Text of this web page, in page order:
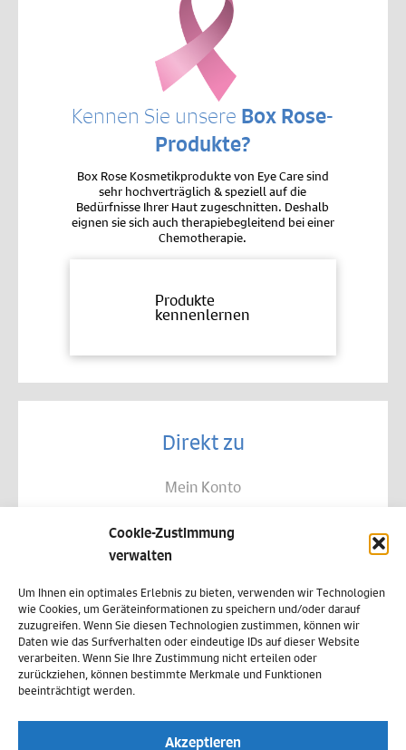
Cookie-Zustimmung
verwalten
Um Ihnen ein optimales Erlebnis zu bieten, verwenden wir Technologien
wie Cookies, um Geräteinformationen zu speichern und/oder darauf
zuzugreifen. Wenn Sie diesen Technologien zustimmen, können wir
Daten wie das Surfverhalten oder eindeutige IDs auf dieser Website
verarbeiten. Wenn Sie Ihre Zustimmung nicht erteilen oder
zurückziehen, können bestimmte Merkmale und Funktionen
beeinträchtigt werden.
Akzeptieren
Kennen Sie unsere Box Rose-
Produkte?
Box Rose Kosmetikprodukte von Eye Care sind
sehr hochverträglich & speziell auf die
Bedürfnisse Ihrer Haut zugeschnitten. Deshalb
eignen sie sich auch therapiebegleitend bei einer
Chemotherapie.
Produkte
kennenlernen
Direkt zu
Mein Konto
Allgemeine Geschäftsbedingungen
Datenschutz
Widerruf
Zahlungsweisen
Versand & Lieferung
Cookie-Richtlinie (EU)